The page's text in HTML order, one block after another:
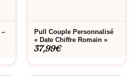
–
Pull Couple Personnalisé
« Date Chiffre Romain »
37,99€